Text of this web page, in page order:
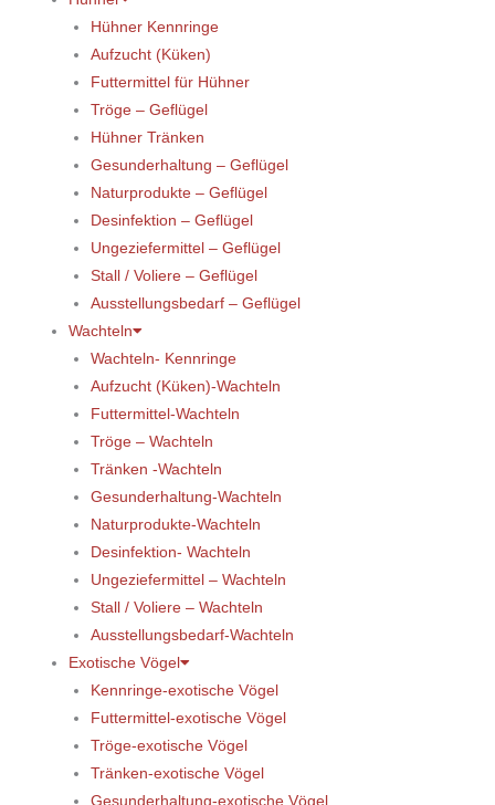
Hühner Kennringe
Aufzucht (Küken)
Futtermittel für Hühner
Tröge – Geflügel
Hühner Tränken
Gesunderhaltung – Geflügel
Naturprodukte – Geflügel
Desinfektion – Geflügel
Ungeziefermittel – Geflügel
Stall / Voliere – Geflügel
Ausstellungsbedarf – Geflügel
Wachteln
Wachteln- Kennringe
Aufzucht (Küken)-Wachteln
Futtermittel-Wachteln
Tröge – Wachteln
Tränken -Wachteln
Gesunderhaltung-Wachteln
Naturprodukte-Wachteln
Desinfektion- Wachteln
Ungeziefermittel – Wachteln
Stall / Voliere – Wachteln
Ausstellungsbedarf-Wachteln
Exotische Vögel
Kennringe-exotische Vögel
Futtermittel-exotische Vögel
Tröge-exotische Vögel
Tränken-exotische Vögel
Gesunderhaltung-exotische Vögel